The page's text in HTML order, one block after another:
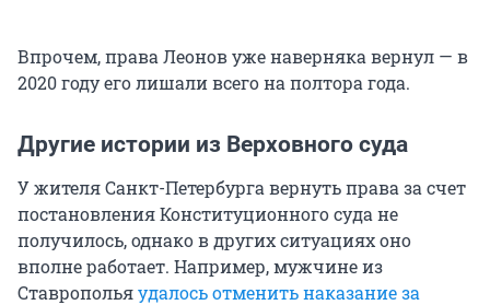
Впрочем, права Леонов уже наверняка вернул — в
2020 году его лишали всего на полтора года.
Другие истории из Верховного суда
У жителя Санкт-Петербурга вернуть права за счет
постановления Конституционного суда не
получилось, однако в других ситуациях оно
вполне работает. Например, мужчине из
Ставропольяудалось отменить наказание за